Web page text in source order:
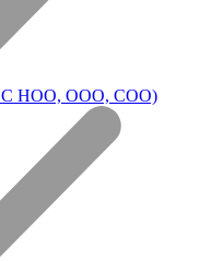
НОО, ООО, СОО)